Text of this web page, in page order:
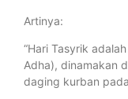
Artinya:
“Hari Tasyrik
Adha), dinamakan
daging kurban